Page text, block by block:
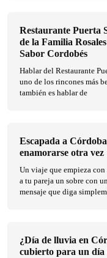
Restaurante Puerta
de la Familia
Sabor Cordobés
Hablar del Restaurante
uno de los rincones más
también es hablar de
Escapada a
enamorarse otra vez
Un viaje que empieza con
a tu pareja un sobre con
mensaje que diga
¿Día de lluvia en
cubierto para un día